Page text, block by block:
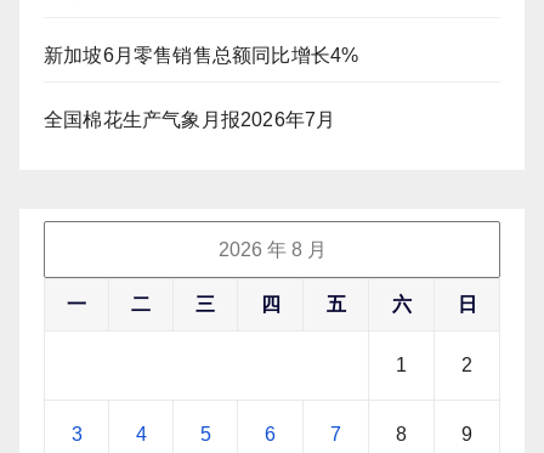
新加坡6月零售销售总额同比增长4%
全国棉花生产气象月报2026年7月
2026 年 8 月
一 二 三 四 五 六 日
1 2
3 4 5 6 7 8 9